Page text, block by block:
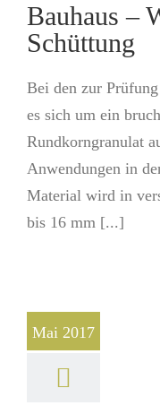
Bauhaus –
Schüttung
Bei den zur
es sich um ein
Rundkorngranulat
Anwendungen in
Material wird in
bis 16 mm [...]
Mai 2017